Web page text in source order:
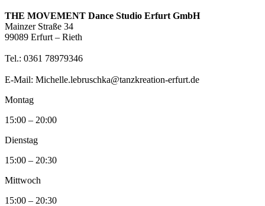
THE MOVEMENT Dance Studio Erfurt GmbH
Mainzer Straße 34
99089 Erfurt – Rieth
Tel.: 0361 78979346
E-Mail: Michelle.lebruschka@tanzkreation-erfurt.de
Montag
15:00 – 20:00
Dienstag
15:00 – 20:30
Mittwoch
15:00 – 20:30